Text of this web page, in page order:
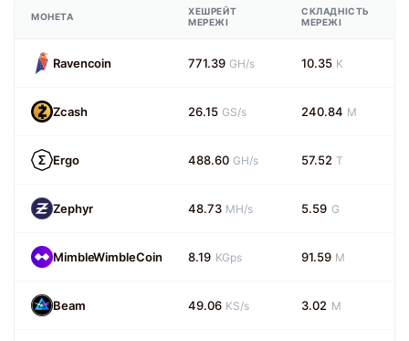
МОНЕТА
ХЕШРЕЙТ
МЕРЕЖІ
СКЛАДНІСТЬ
МЕРЕЖІ
Ravencoin 771.39 GH/s 10.35 K
Zcash 26.15 GS/s 240.84 M
Ergo 488.60 GH/s 57.52 T
Zephyr 48.73 MH/s 5.59 G
MimbleWimbleCoin 8.19 KGps 91.59 M
Beam 49.06 KS/s 3.02 M